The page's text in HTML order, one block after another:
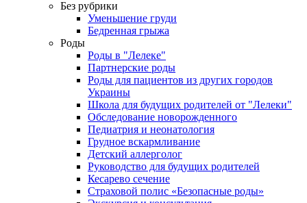
Без рубрики
Уменьшение груди
Бедренная грыжа
Роды
Роды в "Лелеке"
Партнерские роды
Роды для пациентов из других городов
Украины
Школа для будущих родителей от "Лелеки"
Обследование новорожденного
Педиатрия и неонатология
Грудное вскармливание
Детский аллерголог
Руководство для будущих родителей
Кесарево сечение
Страховой полис «Безопасные роды»